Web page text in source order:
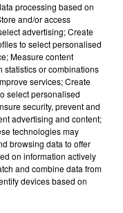
processing based on
and/or access
advertising; Create
to select personalised
Measure content
statistics or combinations
services; Create
select personalised
security, prevent and
advertising and content;
technologies may
browsing data to offer
on information actively
and combine data from
devices based on